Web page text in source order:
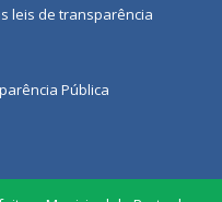
leis de transparência
Pública